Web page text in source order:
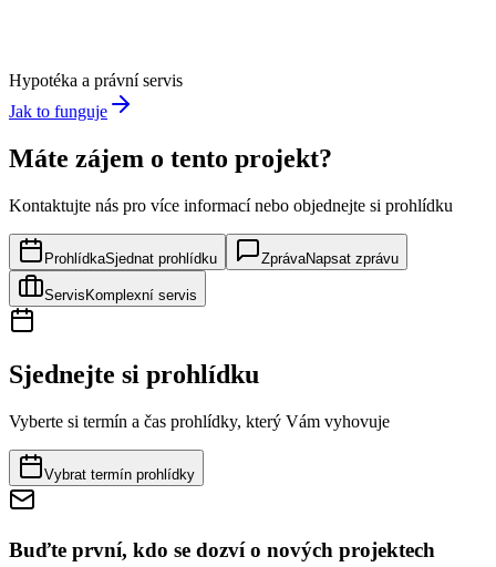
Hypotéka a právní servis
Jak to funguje
Máte zájem o tento projekt?
Kontaktujte nás pro více informací nebo objednejte si prohlídku
ProhlídkaSjednat prohlídku ZprávaNapsat zprávu
Servis Komplexní servis
Sjednejte si prohlídku
Vyberte si termín a čas prohlídky, který Vám vyhovuje
Vybrat termín prohlídky
Buďte první, kdo se dozví o nových projektech